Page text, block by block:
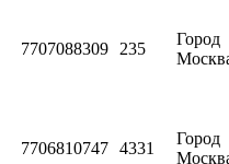
7707088309 235
Город
7706810747 4331
Город